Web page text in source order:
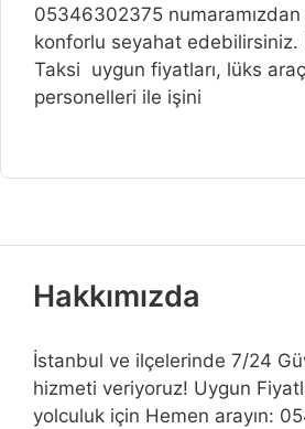
05346302375
konforlu seyahat edebilirsiniz.
Taksi uygun fiyatları, lüks
personelleri ile işini
Hakkımızda
İstanbul ve ilçelerinde 7/24
hizmeti veriyoruz! Uygun
yolculuk için Hemen arayın: